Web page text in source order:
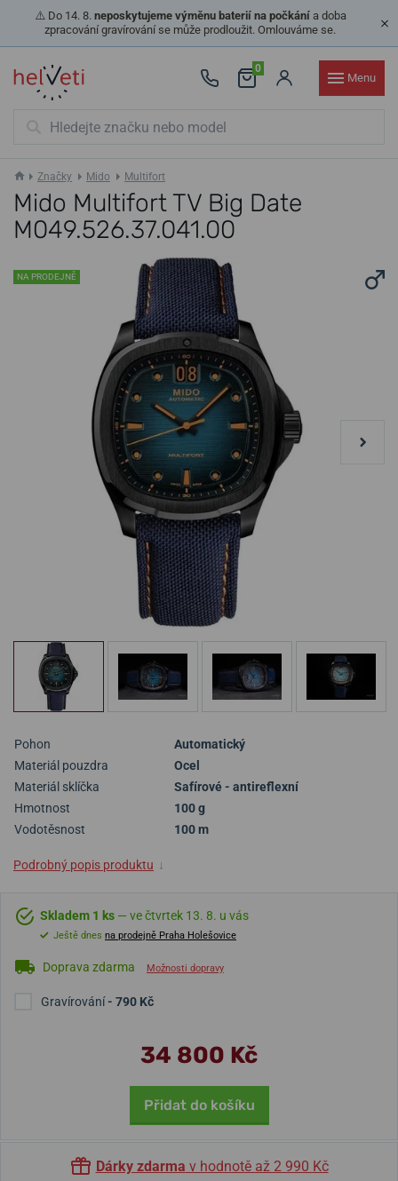
⚠️ Do 14. 8. neposkytujeme výměnu baterií na počkánía doba
zpracování gravírování se může prodloužit. Omlouváme se.
0
Menu
Značky Mido Multifort
Mido Multifort TV Big Date
M049.526.37.041.00
NA PRODEJNĚ
Pohon
Automatický
Materiál pouzdra
Ocel
Materiál sklíčka
Safírové - antireflexní
Hmotnost
100 g
Vodotěsnost
100 m
Podrobný popis produktu ↓
Skladem 1 ks — ve čtvrtek 13. 8. u vás
Ještě dnes na prodejně Praha Holešovice
Doprava zdarma Možnosti dopravy
Gravírování- 790 Kč
34 800 Kč
Přidat do košíku
Dárky zdarma v hodnotě až 2 990 Kč